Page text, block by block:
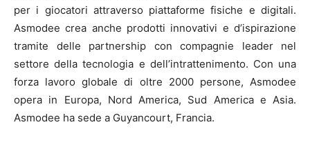
per i giocatori attraverso piattaforme fisiche e digitali.
Asmodee crea anche prodotti innovativi e d’ispirazione
tramite delle partnership con compagnie leader nel
settore della tecnologia e dell’intrattenimento. Con una
forza lavoro globale di oltre 2000 persone, Asmodee
opera in Europa, Nord America, Sud America e Asia.
Asmodee ha sede a Guyancourt, Francia.